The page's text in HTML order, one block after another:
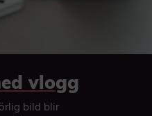
vlogg
bild blir